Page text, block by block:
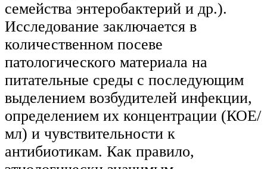
семейства энтеробактерий и др.).
Исследование заключается в
количественном посеве
патологического материала на
питательные среды с последующим
выделением возбудителей инфекции,
определением их концентрации (КОЕ/
мл) и чувствительности к
антибиотикам. Как правило,